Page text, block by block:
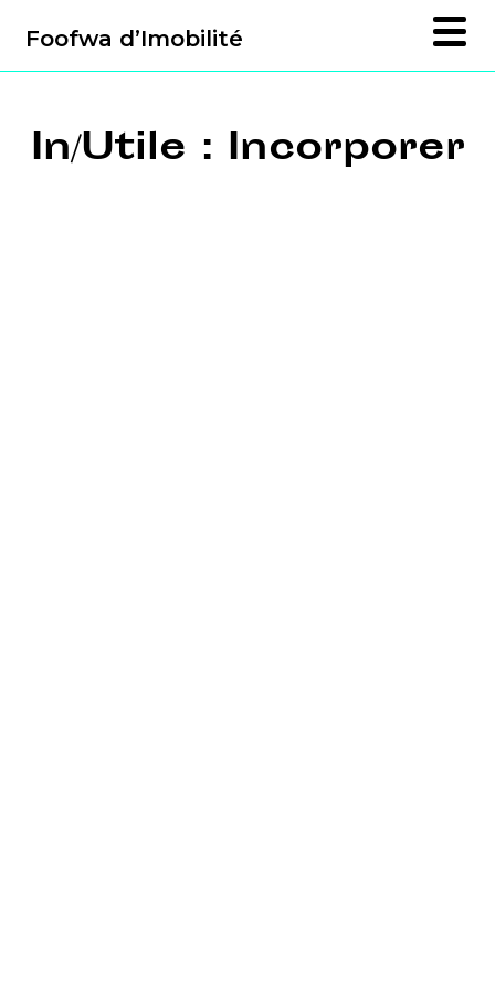
Foofwa d’Imobilité
In/Utile : Incorporer